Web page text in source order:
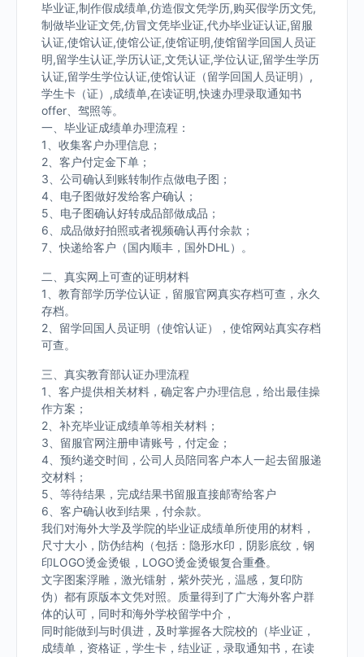
毕业证,制作假成绩单,仿造假文凭学历,购买假学历文凭,
制做毕业证文凭,仿冒文凭毕业证,代办毕业证认证,留服
认证,使馆认证,使馆公证,使馆证明,使馆留学回国人员证
明,留学生认证,学历认证,文凭认证,学位认证,留学生学历
认证,留学生学位认证,使馆认证（留学回国人员证明）,
学生卡（证）,成绩单,在读证明,快速办理录取通知书
offer、驾照等。
一、毕业证成绩单办理流程：
1、收集客户办理信息；
2、客户付定金下单；
3、公司确认到账转制作点做电子图；
4、电子图做好发给客户确认；
5、电子图确认好转成品部做成品；
6、成品做好拍照或者视频确认再付余款；
7、快递给客户（国内顺丰，国外DHL）。
二、真实网上可查的证明材料
1、教育部学历学位认证，留服官网真实存档可查，永久
存档。
2、留学回国人员证明（使馆认证），使馆网站真实存档
可查。
三、真实教育部认证办理流程
1、客户提供相关材料，确定客户办理信息，给出最佳操
作方案；
2、补充毕业证成绩单等相关材料；
3、留服官网注册申请账号，付定金；
4、预约递交时间，公司人员陪同客户本人一起去留服递
交材料；
5、等待结果，完成结果书留服直接邮寄给客户
6、客户确认收到结果，付余款。
我们对海外大学及学院的毕业证成绩单所使用的材料，
尺寸大小，防伪结构（包括：隐形水印，阴影底纹，钢
印LOGO烫金烫银，LOGO烫金烫银复合重叠。
文字图案浮雕，激光镭射，紫外荧光，温感，复印防
伪）都有原版本文凭对照。质量得到了广大海外客户群
体的认可，同时和海外学校留学中介，
同时能做到与时俱进，及时掌握各大院校的（毕业证，
成绩单，资格证，学生卡，结业证，录取通知书，在读